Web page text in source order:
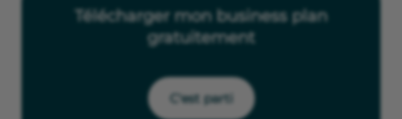
Télécharger mon business plan
gratuitement
C'est parti